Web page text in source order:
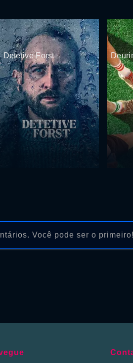
Você pode ser o primeiro!
Detetive Forst